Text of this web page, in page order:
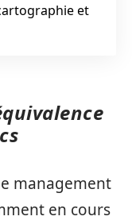
et
management
en cours